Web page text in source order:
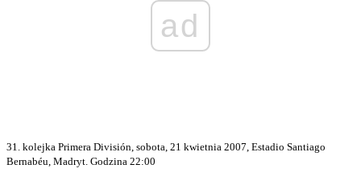
ad
31. kolejka Primera División, sobota, 21 kwietnia 2007, Estadio Santiago
Bernabéu, Madryt. Godzina 22:00